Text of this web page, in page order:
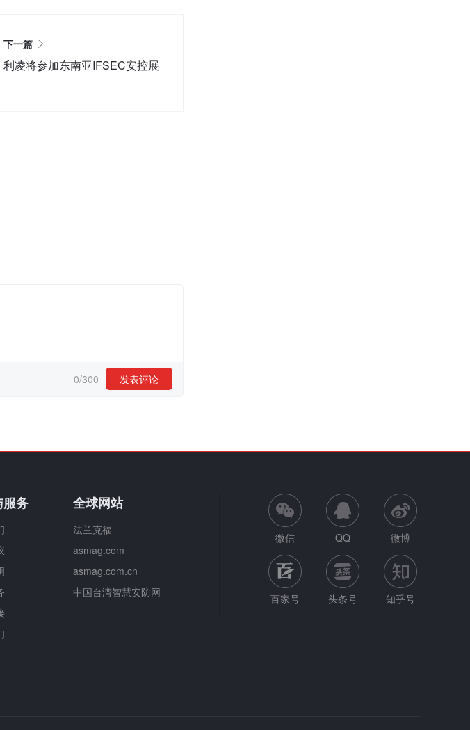
下一篇
利凌将参加东南亚IFSEC安控展
0/300 发表评论
务 全球网站
法兰克福
asmag.com
asmag.com.cn
中国台湾智慧安防网
微信 QQ 微博
百家号 头条号 知乎号